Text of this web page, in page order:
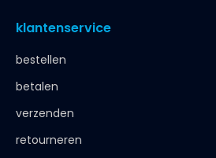
klantenservice
bestellen
betalen
verzenden
retourneren